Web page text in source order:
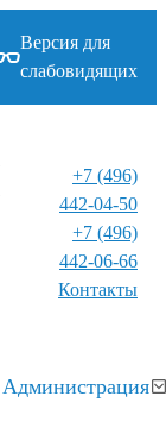
Версия для
слабовидящих
+7 (496)
442-04-50
+7 (496)
442-06-66
Контакты⁠
Администрация